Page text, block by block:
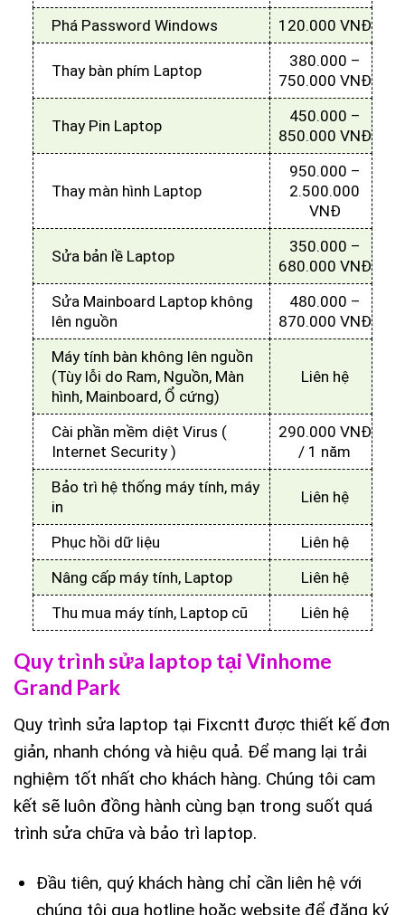
Phá Password Windows 120.000 VNĐ
Thay bàn phím Laptop
380.000 –
750.000 VNĐ
Thay Pin Laptop
450.000 –
850.000 VNĐ
Thay màn hình Laptop
950.000 –
2.500.000
VNĐ
Sửa bản lề Laptop
350.000 –
680.000 VNĐ
Sửa Mainboard Laptop không
lên nguồn
480.000 –
870.000 VNĐ
Máy tính bàn không lên nguồn
(Tùy lỗi do Ram, Nguồn, Màn
hình, Mainboard, Ổ cứng)
Liên hệ
Cài phần mềm diệt Virus (
Internet Security )
290.000 VNĐ
/ 1 năm
Bảo trì hệ thống máy tính, máy
in
Liên hệ
Phục hồi dữ liệu
Liên hệ
Nâng cấp máy tính, Laptop
Liên hệ
Thu mua máy tính, Laptop cũ
Liên hệ
Quy trình sửa laptop tại Vinhome
Grand Park
Quy trình sửa laptop tại Fixcntt được thiết kế đơn
giản, nhanh chóng và hiệu quả. Để mang lại trải
nghiệm tốt nhất cho khách hàng. Chúng tôi cam
kết sẽ luôn đồng hành cùng bạn trong suốt quá
trình sửa chữa và bảo trì laptop.
Đầu tiên, quý khách hàng chỉ cần liên hệ với
chúng tôi qua hotline hoặc website để đăng ký